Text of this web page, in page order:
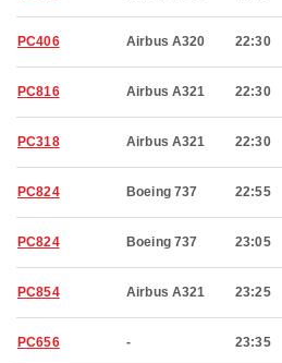
PC406 Airbus A320 22:30
PC816 Airbus A321 22:30
PC318 Airbus A321 22:30
PC824 Boeing 737 22:55
PC824 Boeing 737 23:05
PC854 Airbus A321 23:25
PC656 - 23:35